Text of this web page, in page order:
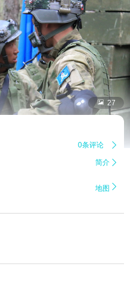
 27
0条评论 
简介 
地图 